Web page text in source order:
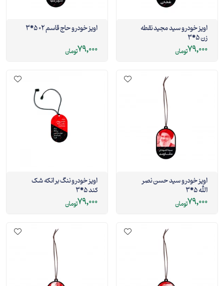
اویز خودرو سید مجید نقطه
زن 5*3
79,000تومان
اویز خودرو حاج قاسم 02 5*3
79,000تومان
اویز خودرو سید حسن نصر
الله 5*3
79,000تومان
اویز خودرو ننگ بر انکه شک
کند 5*3
79,000تومان